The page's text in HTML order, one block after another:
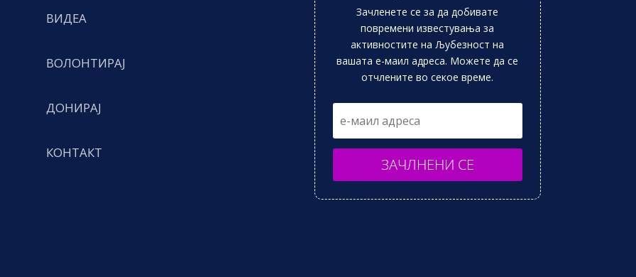
ВИДЕА
ВОЛОНТИРАЈ
ДОНИРАЈ
КОНТАКТ
Зачленете се за да добивате
повремени известувања за
активностите на Љубезност на
вашата е-маил адреса. Можете да се
отчлените во секое време.
ЗАЧЛНЕНИ СЕ